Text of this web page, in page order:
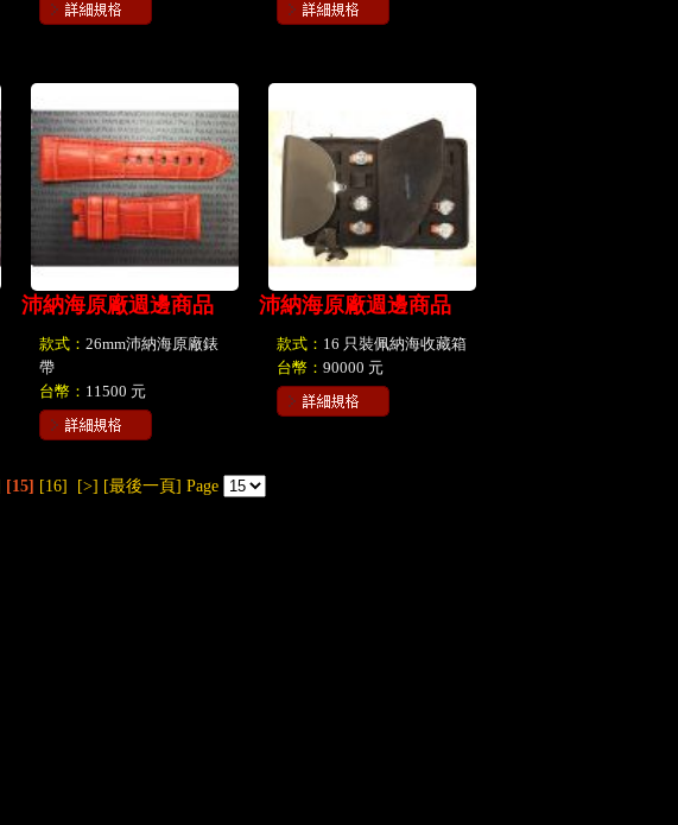
沛納海原廠週邊商品
款式： 26mm沛納海原廠錶
帶
台幣： 11500 元
沛納海原廠週邊商品
款式： 16 只裝佩納海收藏箱
台幣： 90000 元
[15] [16] [>] [最後一頁] Page